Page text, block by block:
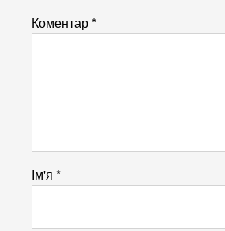
Коментар*
Ім'я *